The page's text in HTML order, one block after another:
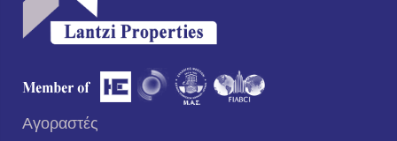
Αγοραστές